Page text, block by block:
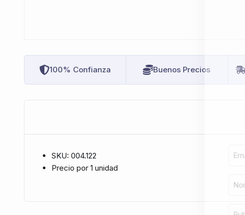
100% Confianza Buenos Precios
SKU: 004.122
Precio por 1 unidad